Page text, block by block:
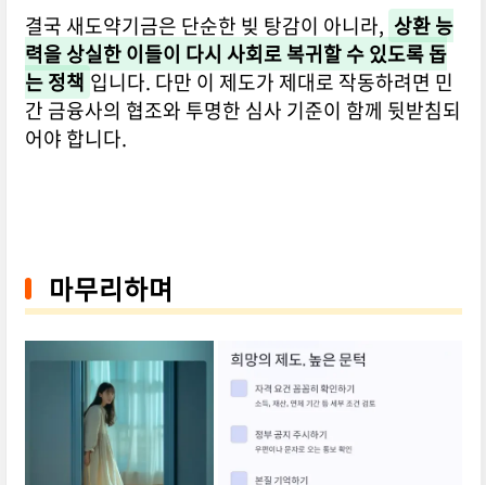
결국 새도약기금은 단순한 빚 탕감이 아니라, 상환 능
력을 상실한 이들이 다시 사회로 복귀할 수 있도록 돕
는 정책 입니다. 다만 이 제도가 제대로 작동하려면 민
간 금융사의 협조와 투명한 심사 기준이 함께 뒷받침되
어야 합니다.
마무리하며